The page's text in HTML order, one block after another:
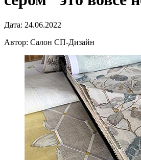
Дата: 24.06.2022
Автор: Салон СП-Дизайн